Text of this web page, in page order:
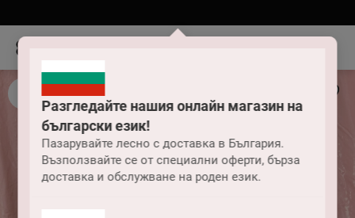
Разгледайте нашия онлайн магазин на
български език!
Пазарувайте лесно с доставка в България.
Възползвайте се от специални оферти, бърза
доставка и обслужване на роден език.